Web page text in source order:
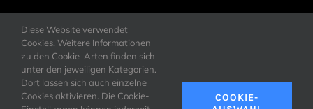
Diese Website verwendet
Cookies. Weitere Informationen
zu den Cookie-Arten finden sich
unter den jeweiligen Kategorien.
Dort lassen sich auch einzelne
Cookies aktivieren. Die Cookie-
COOKIE-